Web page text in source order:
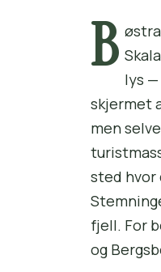
B lys
skjermet
men
sted hvor
fjell. For
og